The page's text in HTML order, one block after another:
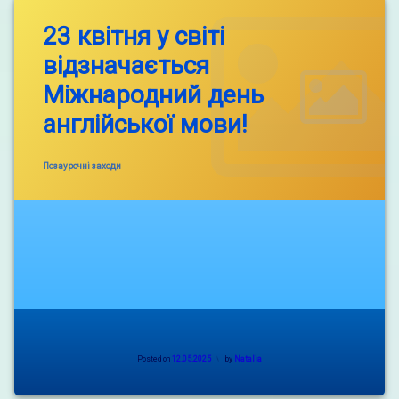
Теплицької
23 квітня у світі
відзначається
Міжнародний день
англійської мови!
Categories:
Позаурочні заходи
Posted on 12.05.2025 by Natalia